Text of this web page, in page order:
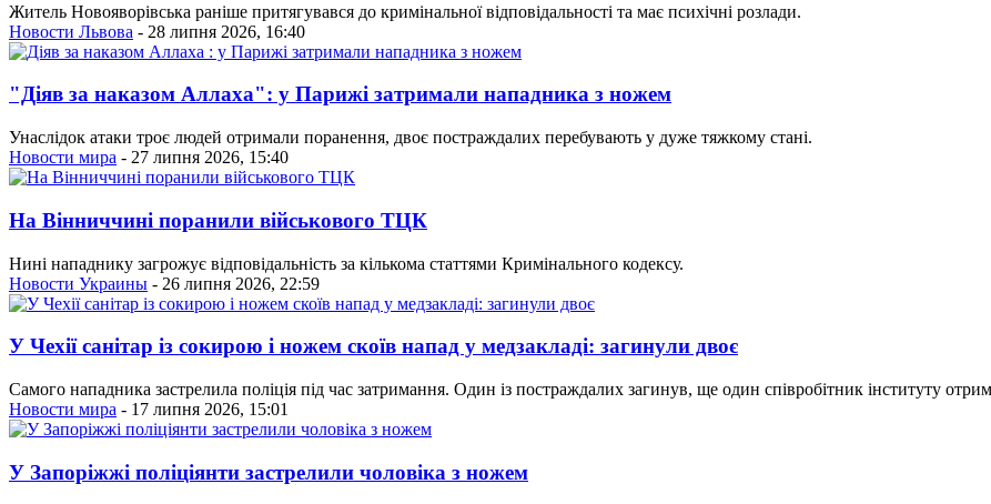
Житель Новояворівська раніше притягувався до кримінальної відповідальності та має психічні розлади.
Новости Львова - 28 липня 2026, 16:40
"Діяв за наказом Аллаха": у Парижі затримали нападника з ножем
Унаслідок атаки троє людей отримали поранення, двоє постраждалих перебувають у дуже тяжкому стані.
Новости мира - 27 липня 2026, 15:40
На Вінниччині поранили військового ТЦК
Нині нападнику загрожує відповідальність за кількома статтями Кримінального кодексу.
Новости Украины - 26 липня 2026, 22:59
У Чехії санітар із сокирою і ножем скоїв напад у медзакладі: загинули двоє
Самого нападника застрелила поліція під час затримання. Один із постраждалих загинув, ще один співробітник інституту
Новости мира - 17 липня 2026, 15:01
У Запоріжжі поліціянти застрелили чоловіка з ножем